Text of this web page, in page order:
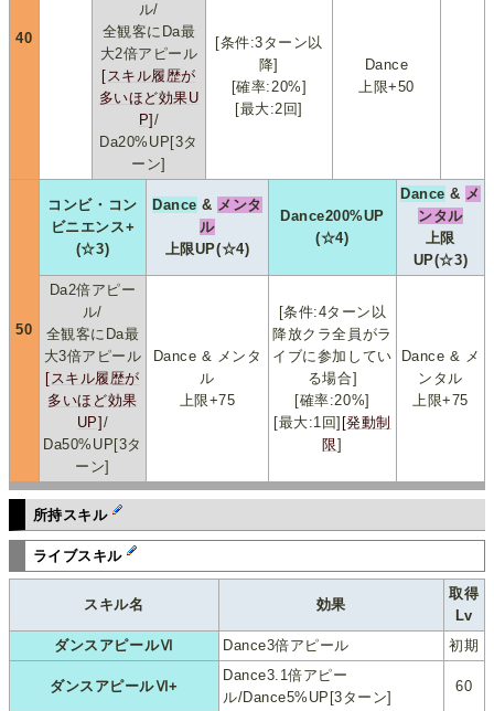
40
ル/
全観客にDa最
大2倍アピール
[スキル履歴が
多いほど効果U
P] /
Da20%UP[3タ
ーン]
[条件:3ターン以
降]
[確率:20%]
[最大:2回]
Dance
上限+50
50
コンビ・コン
ビニエンス+
(☆3)
Dance & メンタ
ル
上限UP(☆4)
Dance200%UP
(☆4)
Dance & メ
ンタル
上限
UP(☆3)
Da2倍アピー
ル/
全観客にDa最
大3倍アピール
[スキル履歴が
多いほど効果
UP] /
Da50%UP[3タ
ーン]
Dance & メンタ
ル
上限+75
[条件:4ターン以
降放クラ全員がラ
イブに参加してい
る場合]
[確率:20%]
[最大:1回] [発動制
限]
Dance & メ
ンタル
上限+75
所持スキル
ライブスキル
スキル名 効果
取得
Lv
ダンスアピールⅥ
Dance3倍アピール 初期
ダンスアピールⅥ+
Dance3.1倍アピー
ル/Dance5%UP[3ターン]
60